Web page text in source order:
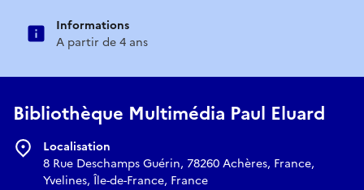
Informations
A partir de 4 ans
Bibliothèque Multimédia Paul Eluard
Localisation
8 Rue Deschamps Guérin, 78260 Achères, France,
Yvelines, Île-de-France, France